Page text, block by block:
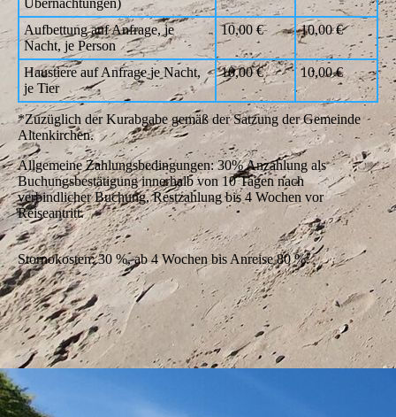
Übernachtungen)
Aufbettung auf Anfrage, je
Nacht, je Person
10,00 € 10,00 €
Haustiere auf Anfrage je Nacht,
je Tier
10,00 € 10,00 €
*Zuzüglich der Kurabgabe gemäß der Satzung der Gemeinde
Altenkirchen.
Allgemeine Zahlungsbedingungen: 30% Anzahlung als
Buchungsbestätigung innerhalb von 10 Tagen nach
verbindlicher Buchung, Restzahlung bis 4 Wochen vor
Reiseantritt.
Stornokosten: 30 %, ab 4 Wochen bis Anreise 80 %.